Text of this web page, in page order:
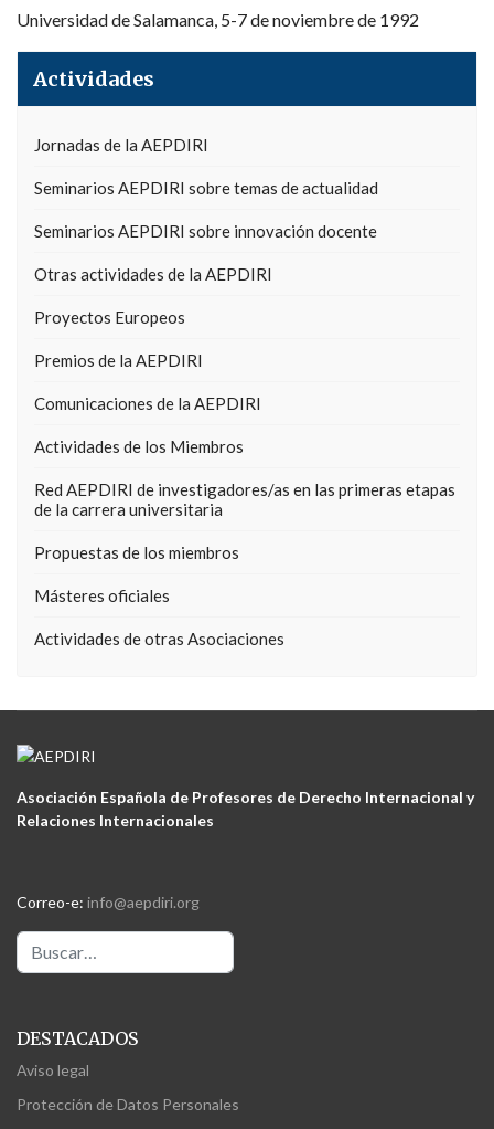
Universidad de Salamanca, 5-7 de noviembre de 1992
Actividades
Jornadas de la AEPDIRI
Seminarios AEPDIRI sobre temas de actualidad
Seminarios AEPDIRI sobre innovación docente
Otras actividades de la AEPDIRI
Proyectos Europeos
Premios de la AEPDIRI
Comunicaciones de la AEPDIRI
Actividades de los Miembros
Red AEPDIRI de investigadores/as en las primeras etapas
de la carrera universitaria
Propuestas de los miembros
Másteres oficiales
Actividades de otras Asociaciones
Asociación Española de Profesores de Derecho Internacional y
Relaciones Internacionales
Correo-e: info@aepdiri.org
Buscar
DESTACADOS
Aviso legal
Protección de Datos Personales